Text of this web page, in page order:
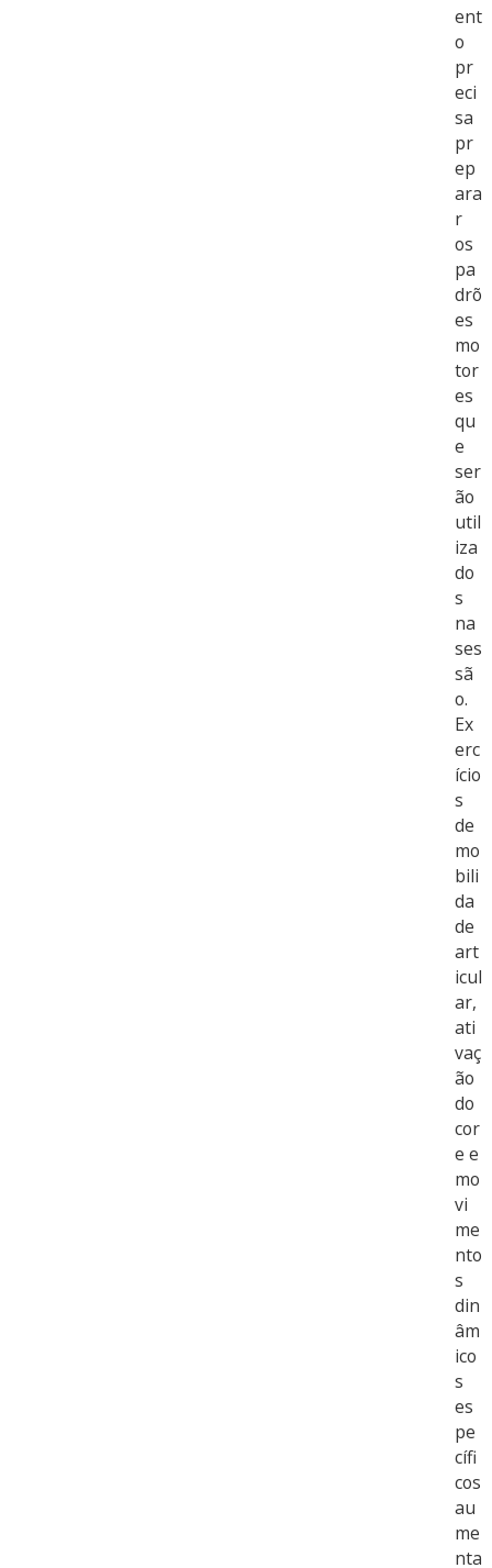
ent
o
pr
eci
sa
pr
ep
ara
r
os
pa
drõ
es
mo
tor
es
qu
e
ser
ão
util
iza
do
s
na
ses
sã
o.
Ex
erc
ício
s
de
mo
bili
da
de
art
icul
ar,
ati
vaç
ão
do
cor
e e
mo
vi
me
nto
s
din
âm
ico
s
es
pe
cífi
cos
au
me
nta